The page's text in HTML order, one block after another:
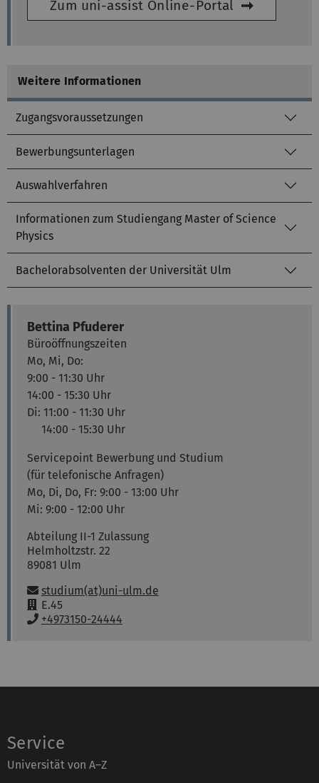
Zum uni-assist Online-Portal
Weitere Informationen
Zugangsvoraussetzungen
Bewerbungsunterlagen
Auswahlverfahren
Informationen zum Studiengang Master of Science
Physics
Bachelorabsolventen der Universität Ulm
Bettina Pfuderer
Büroöffnungszeiten
Mo, Mi, Do:
9:00 - 11:30 Uhr
14:00 - 15:30 Uhr
Di: 11:00 - 11:30 Uhr
14:00 - 15:30 Uhr
Servicepoint Bewerbung und Studium
(für telefonische Anfragen)
Mo, Di, Do, Fr: 9:00 - 13:00 Uhr
Mi: 9:00 - 12:00 Uhr
Abteilung II-1 Zulassung
Helmholtzstr. 22
89081 Ulm
E-Mail:
studium(at)uni-ulm.de
R
a
E.45
T
o
+4973150-24444
Service
Universität von A–Z